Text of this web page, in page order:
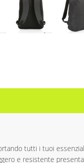
tutti i tuoi
e resistente